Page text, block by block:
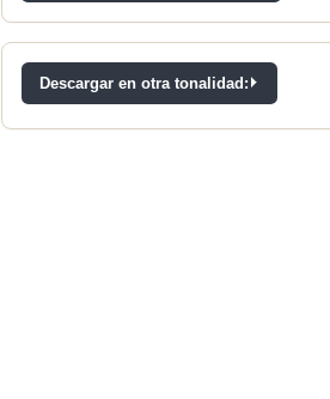
Descargar en otra tonalidad: